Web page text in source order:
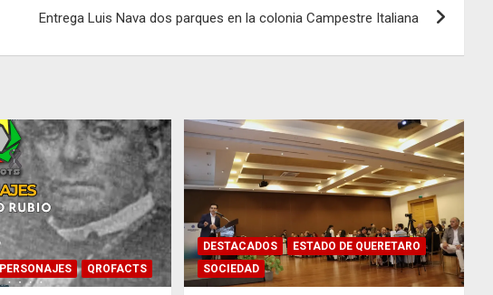
Entrega Luis Nava dos parques en la colonia Campestre Italiana
PERSONAJES QROFACTS
DESTACADOS
ESTADO DE QUERETARO
SOCIEDAD